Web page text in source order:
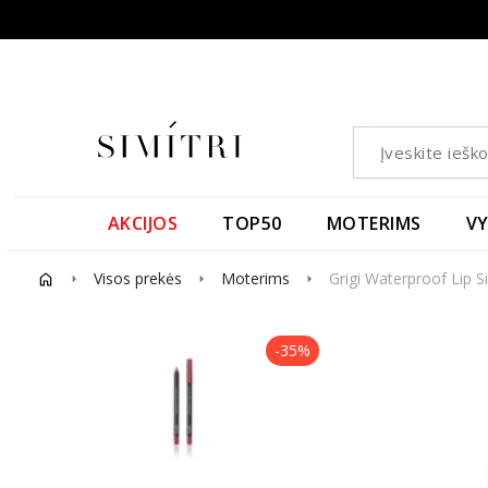
AKCIJOS TOP50 MOTERIMS
arrow_right Visos prekės arrow_right Moterims arrow_right Grigi Waterproof Lip
-35%